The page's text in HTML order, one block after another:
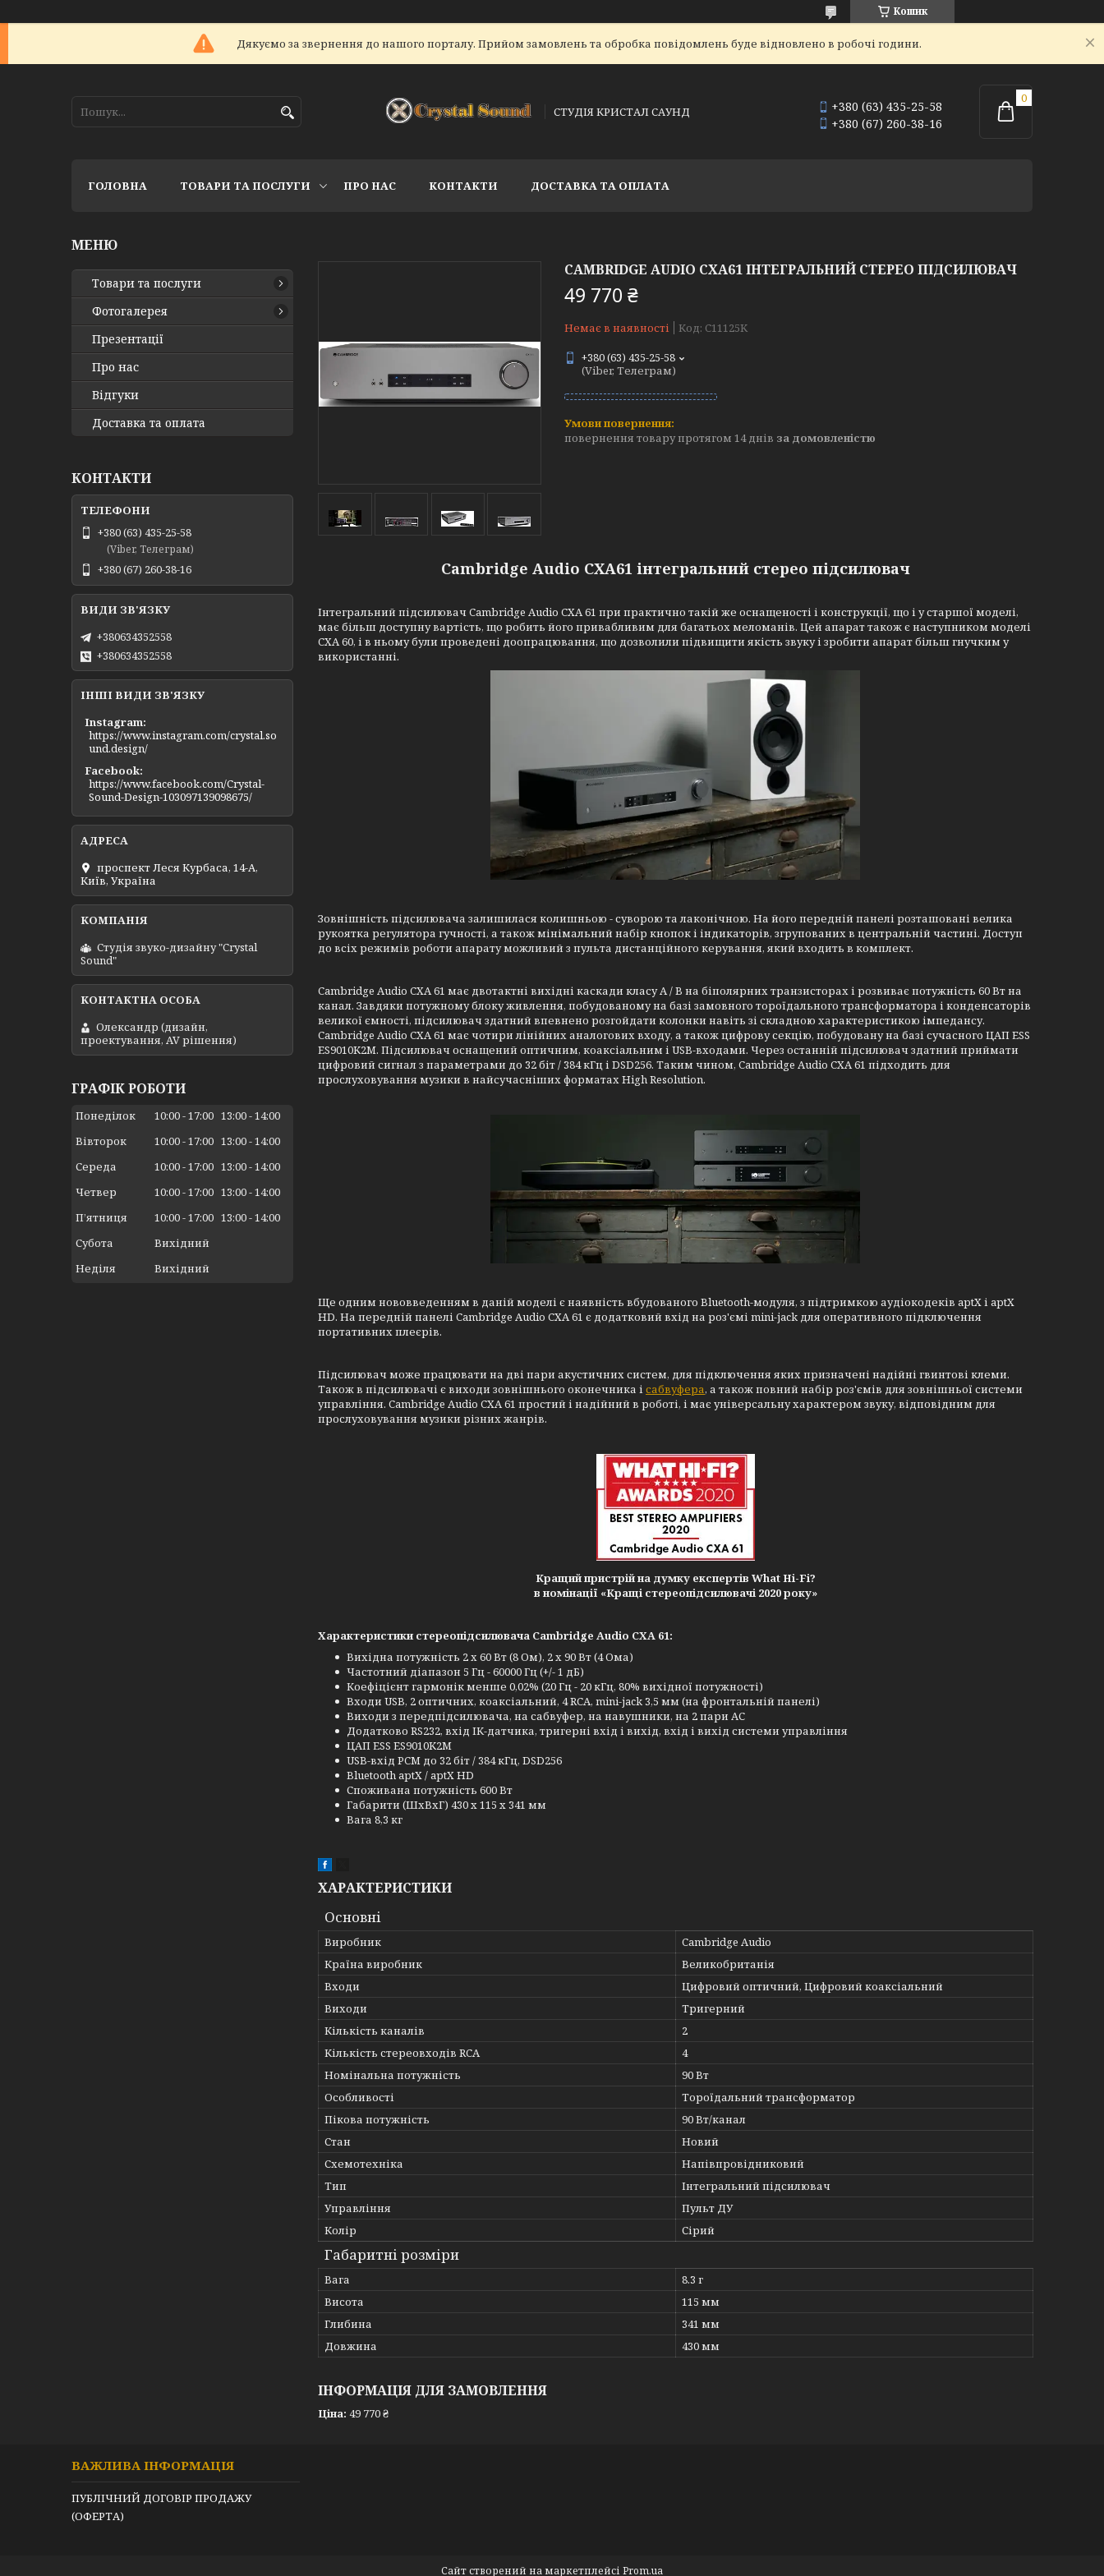
Кошик
Дякуємо за звернення до нашого порталу. Прийом замовлень та обробка повідомлень буде відновлено в робочі години.
СТУДІЯ КРИСТАЛ САУНД
+380 (63) 435-25-58
+380 (67) 260-38-16
ГОЛОВНА ТОВАРИ ТА ПОСЛУГИ ПРО НАС КОНТАКТИ ДОСТАВКА ТА ОПЛАТА
CAMBRIDGE AUDIO CXA61 ІНТЕГРАЛЬНИЙ СТЕРЕО ПІДСИЛЮВАЧ
49 770 ₴
Немає в наявності Код: C11125K
+380 (63) 435-25-58
(Viber, Телеграм)
повернення товару протягом 14 днів за домовленістю
Cambridge Audio CXA61 інтегральний стерео підсилювач
Інтегральний підсилювач Cambridge Audio CXA 61 при практично такій же оснащеності і конструкції, що і у старшої моделі,
має більш доступну вартість, що робить його привабливим для багатьох меломанів. Цей апарат також є наступником моделі
CXA 60, і в ньому були проведені доопрацювання, що дозволили підвищити якість звуку і зробити апарат більш гнучким у
використанні.
Зовнішність підсилювача залишилася колишньою - суворою та лаконічною. На його передній панелі розташовані велика
рукоятка регулятора гучності, а також мінімальний набір кнопок і індикаторів, згрупованих в центральній частині. Доступ
до всіх режимів роботи апарату можливий з пульта дистанційного керування, який входить в комплект.
Cambridge Audio CXA 61 має двотактні вихідні каскади класу A / B на біполярних транзисторах і розвиває потужність 60 Вт на
канал. Завдяки потужному блоку живлення, побудованому на базі замовного тороїдального трансформатора і конденсаторів
великої ємності, підсилювач здатний впевнено розгойдати колонки навіть зі складною характеристикою імпедансу.
Cambridge Audio CXA 61 має чотири лінійних аналогових входу, а також цифрову секцію, побудовану на базі сучасного ЦАП ESS
ES9010K2M. Підсилювач оснащений оптичним, коаксіальним і USB-входами. Через останній підсилювач здатний приймати
цифровий сигнал з параметрами до 32 біт / 384 кГц і DSD256. Таким чином, Cambridge Audio CXA 61 підходить для
прослуховування музики в найсучасніших форматах High Resolution.
Ще одним нововведенням в даній моделі є наявність вбудованого Bluetooth-модуля, з підтримкою аудіокодеків aptX і aptX
HD. На передній панелі Cambridge Audio CXA 61 є додатковий вхід на роз'ємі mini-jack для оперативного підключення
портативних плеєрів.
Підсилювач може працювати на дві пари акустичних систем, для підключення яких призначені надійні гвинтові клеми.
Також в підсилювачі є виходи зовнішнього оконечника ісабвуфера, а також повний набір роз'ємів для зовнішньої системи
управління. Cambridge Audio CXA 61 простий і надійний в роботі, і має універсальну характером звуку, відповідним для
прослуховування музики різних жанрів.
Кращий пристрій на думку експертів What Hi-Fi?
в номінації «Кращі стереопідсилювачі 2020 року»
Характеристики стереопідсилювача Cambridge Audio CXA 61:
Вихідна потужність 2 х 60 Вт (8 Ом), 2 х 90 Вт (4 Ома)
Частотний діапазон 5 Гц - 60000 Гц (+/- 1 дБ)
Коефіцієнт гармонік менше 0,02% (20 Гц - 20 кГц, 80% вихідної потужності)
Входи USB, 2 оптичних, коаксіальний, 4 RCA, mini-jack 3,5 мм (на фронтальній панелі)
Виходи з передпідсилювача, на сабвуфер, на навушники, на 2 пари АС
Додатково RS232, вхід ІК-датчика, тригерні вхід і вихід, вхід і вихід системи управління
ЦАП ESS ES9010K2M
USB-вхід PCM до 32 біт / 384 кГц, DSD256
Bluetooth aptX / aptX HD
Споживана потужність 600 Вт
Габарити (ШхВхГ) 430 x 115 x 341 мм
Вага 8,3 кг
ХАРАКТЕРИСТИКИ
Основні
Виробник
Cambridge Audio
Країна виробник
Великобританія
Входи
Цифровий оптичний, Цифровий коаксіальний
Виходи
Тригерний
Кількість каналів
2
Кількість стереовходів RCA
4
Номінальна потужність
90 Вт
Особливості
Тороїдальний трансформатор
Пікова потужність
90 Вт/канал
Стан
Новий
Схемотехніка
Напівпровідниковий
Тип
Інтегральний підсилювач
Управління
Пульт ДУ
Колір
Сірий
Габаритні розміри
Вага
8.3 г
Висота
115 мм
Глибина
341 мм
Довжина
430 мм
ІНФОРМАЦІЯ ДЛЯ ЗАМОВЛЕННЯ
Ціна: 49 770 ₴
Товари та послуги
Фотогалерея
Презентації
Про нас
Відгуки
Доставка та оплата
КОНТАКТИ
+380 (63) 435-25-58
(Viber, Телеграм)
+380 (67) 260-38-16
+380634352558
+380634352558
ІНШІ ВИДИ ЗВ'ЯЗКУ
Instagram
https://www.instagram.com/crystal.so
und.design/
Facebook
https://www.facebook.com/Crystal-
Sound-Design-103097139098675/
проспект Леся Курбаса, 14-А,
Київ, Україна
Студія звуко-дизайну "Crystal
Sound"
Олександр (дизайн,
проектування, AV рішення)
ГРАФІК РОБОТИ
Понеділок 10:00 17:00 13:00 14:00
Вівторок
10:00 17:00 13:00 14:00
Середа
10:00 17:00 13:00 14:00
Четвер
10:00 17:00 13:00 14:00
Пʼятниця
10:00 17:00 13:00 14:00
Субота
Вихідний
Неділя
Вихідний
ВАЖЛИВА ІНФОРМАЦІЯ
ПУБЛІЧНИЙ ДОГОВІР ПРОДАЖУ
(ОФЕРТА)
Сайт створений на маркетплейсі Prom.ua